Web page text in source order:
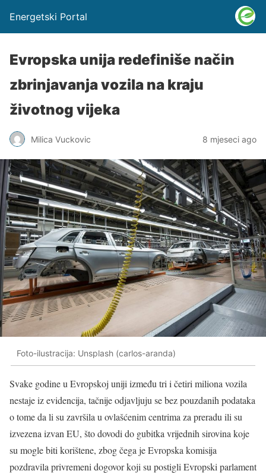
Energetski Portal
Evropska unija redefiniše način
zbrinjavanja vozila na kraju
životnog vijeka
Milica Vuckovic 8 mjeseci ago
Foto-ilustracija: Unsplash (carlos-aranda)
Svake godine u Evropskoj uniji između tri i četiri miliona vozila
nestaje iz evidencija, tačnije odjavljuju se bez pouzdanih podataka
o tome da li su završila u ovlašćenim centrima za preradu ili su
izvezena izvan EU, što dovodi do gubitka vrijednih sirovina koje
su mogle biti korištene, zbog čega je Evropska komisija
pozdravila privremeni dogovor koji su postigli Evropski parlament